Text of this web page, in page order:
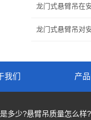
龙门式悬臂吊在
龙门式悬臂吊对
我们 产
多少?悬臂吊质量怎么